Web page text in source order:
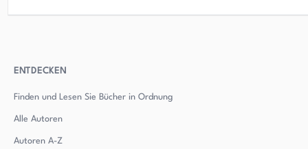
ENTDECKEN
Finden und Lesen Sie Bücher in Ordnung
Alle Autoren
Autoren A-Z